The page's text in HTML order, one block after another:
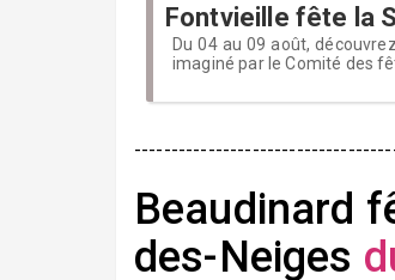
Fontvieille fête la
Du 04 au 09 août,
imaginé par le Comité des
Beaudinard
des-Neiges